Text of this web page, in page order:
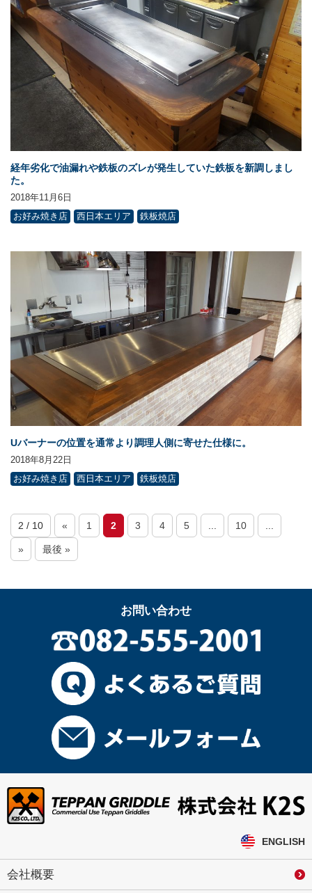
経年劣化で油漏れや鉄板のズレが発生していた鉄板を新調しまし
た。
2018年11月6日
お好み焼き店
西日本エリア 鉄板焼店
Uバーナーの位置を通常より調理人側に寄せた仕様に。
2018年8月22日
お好み焼き店
西日本エリア 鉄板焼店
2 / 10 « 1 2 3 4 5 10
» 最後 »
お問い合わせ
ENGLISH
会社概要